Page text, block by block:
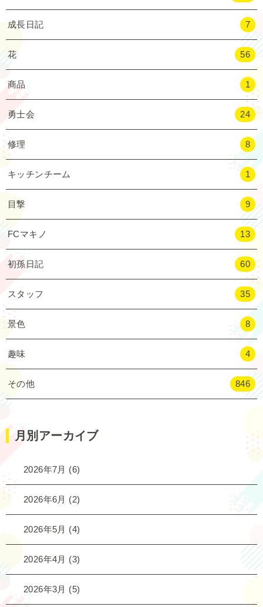
成長日記 7
花 56
商品 1
勇士会 24
修理 8
キッチンチーム 1
目撃 9
FCマキノ 13
初孫日記 60
スタッフ 35
景色 8
趣味 4
その他 846
月別アーカイブ
2026年7月 (6)
2026年6月 (2)
2026年5月 (4)
2026年4月 (3)
2026年3月 (5)